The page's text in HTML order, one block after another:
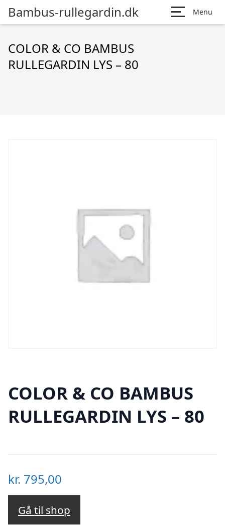
Bambus-rullegardin.dk Menu
COLOR & CO BAMBUS
RULLEGARDIN LYS – 80
COLOR & CO BAMBUS
RULLEGARDIN LYS – 80
kr. 795,00
Gå til shop